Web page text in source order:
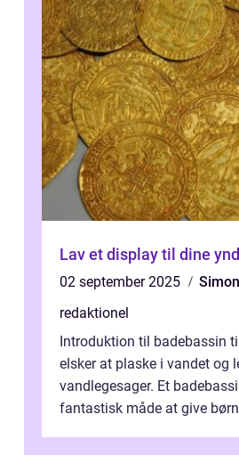
Lav et display til dine
02 september 2025
redaktionel
Introduktion til badebassin
elsker at plaske i vandet og
vandlegesager. Et
fantastisk måde at give
me...